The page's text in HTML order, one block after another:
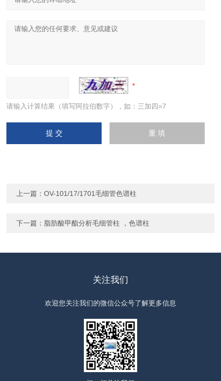
请输入计算结果（填写阿拉伯数字），如：三加四=7
上一篇：OV-101/17/1701毛细管色谱柱
下一篇： 脂肪酸甲酯分析毛细管柱 ，色谱柱
关注我们
欢迎您关注我们的微信公众号了解更多信息